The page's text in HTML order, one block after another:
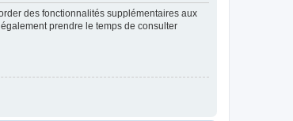
des fonctionnalités supplémentaires aux
prendre le temps de consulter